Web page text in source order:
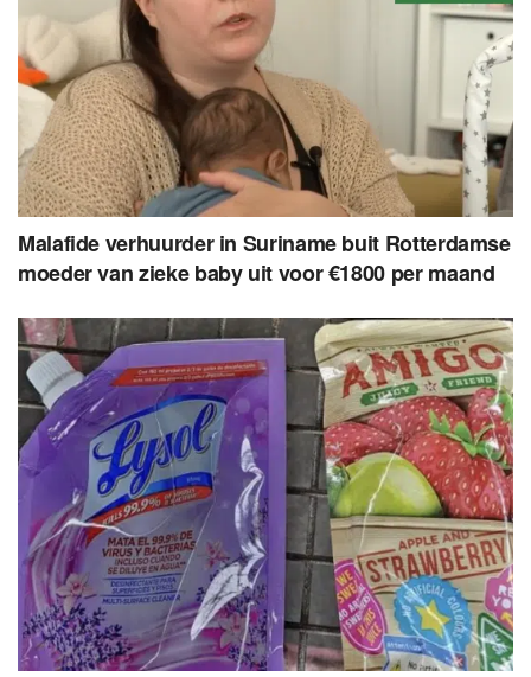
Malafide verhuurder in Suriname buit Rotterdamse
moeder van zieke baby uit voor €1800 per maand